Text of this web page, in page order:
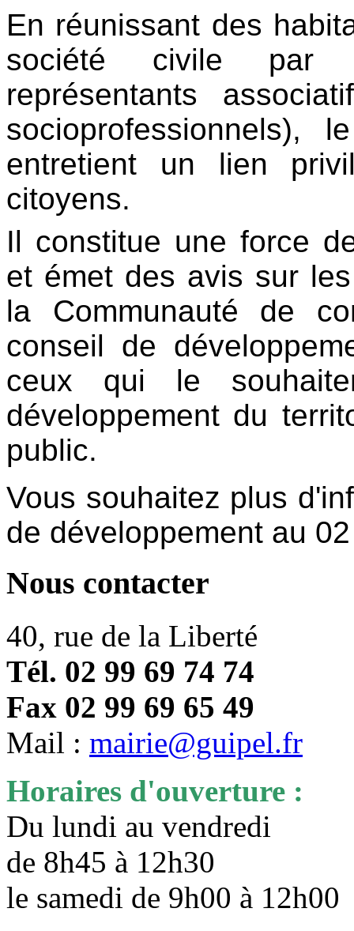
En réunissant des
société civile par
représentants
socioprofessionnels),
entretient un lien
citoyens.
Il constitue une force
et émet des avis sur
la Communauté de
conseil de
ceux qui le
développement du
public.
Vous souhaitez plus
de développement au
Nous contacter
40, rue de la Liberté
Tél. 02 99 69 74 74
Fax 02 99 69 65 49
Mail : mairie@guipel.fr
Horaires d'ouverture :
Du lundi au vendredi
de 8h45 à 12h30
le samedi de 9h00 à